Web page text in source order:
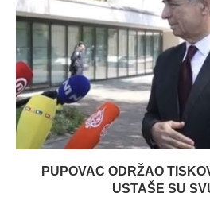
PUPOVAC ODRŽAO
USTAŠE SU